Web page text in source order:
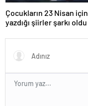
Çocukların 23 Nisan için
yazdığı şiirler şarkı oldu